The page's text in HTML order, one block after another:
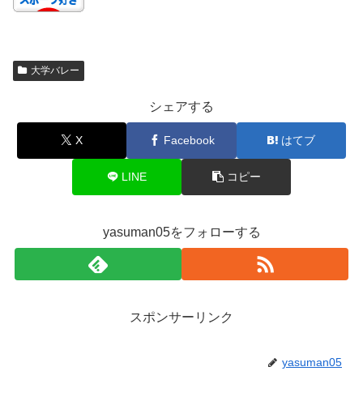
大学バレー
シェアする
X Facebook はてブ
LINE コピー
yasuman05をフォローする
スポンサーリンク
yasuman05